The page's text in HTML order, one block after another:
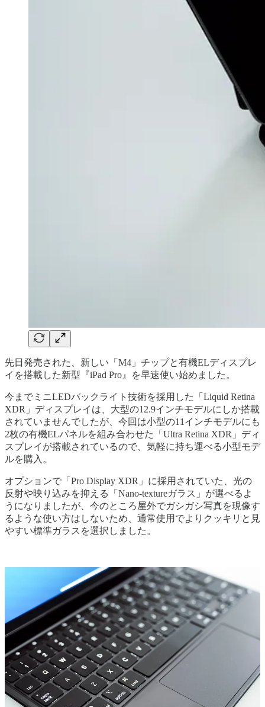
先日発売された、新しい「M4」チップと有機ELディスプレ
イを搭載した新型『iPad Pro』を早速使い始めました。
今までミニLEDバックライト技術を採用した「Liquid Retina
XDR」ディスプレイは、大型の12.9インチモデルにしか搭載
されていませんでしたが、今回は小型の11インチモデルにも
2枚の有機ELパネルを組み合わせた「Ultra Retina XDR」ディ
スプレイが搭載されているので、気軽に持ち運べる小型モデ
ルを購入。
オプションで「Pro Display XDR」に採用されていた、光の
反射や映り込みを抑える「Nano-textureガラス」が選べるよ
うになりましたが、今のところ屋外でガシガシ写真を現像す
るような使い方はしないため、通常使用でよりクッキリと見
やすい標準ガラスを選択しました。
合わせて発表された専用アクセサリも一式購入しました。
「Apple Pencil Pro
」は新たにスクイーズでツールパレットを